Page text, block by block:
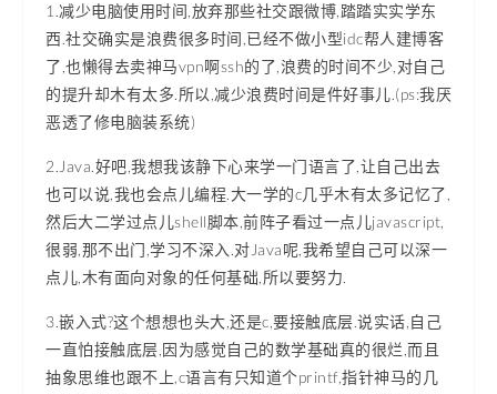
1.减少电脑使用时间,放弃那些社交跟微博,踏踏实实学东
西.社交确实是浪费很多时间,已经不做小型idc帮人建博客
了,也懒得去卖神马vpn啊ssh的了,浪费的时间不少,对自己
的提升却木有太多.所以,减少浪费时间是件好事儿.(ps:我厌
恶透了修电脑装系统)
2.Java.好吧,我想我该静下心来学一门语言了,让自己出去
也可以说,我也会点儿编程.大一学的c几乎木有太多记忆了,
然后大二学过点儿shell脚本,前阵子看过一点儿javascript,
很弱,那不出门,学习不深入.对Java呢,我希望自己可以深一
点儿,木有面向对象的任何基础,所以要努力.
3.嵌入式?这个想想也头大,还是c,要接触底层.说实话,自己
一直怕接触底层,因为感觉自己的数学基础真的很烂,而且
抽象思维也跟不上,c语言有只知道个printf,指针神马的几